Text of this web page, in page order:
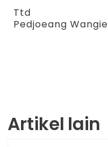
Ttd
Pedjoeang Wangie
Artikel lain